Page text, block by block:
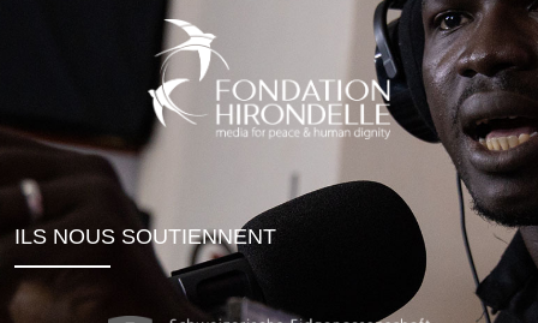
ILS NOUS SOUTIENNENT